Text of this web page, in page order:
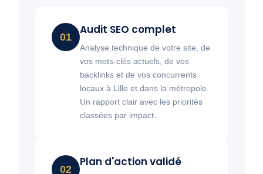
01
Audit SEO complet
Analyse technique de votre site, de
vos mots-clés actuels, de vos
backlinks et de vos concurrents
locaux à Lille et dans la métropole.
Un rapport clair avec les priorités
classées par impact.
02
Plan d'action validé